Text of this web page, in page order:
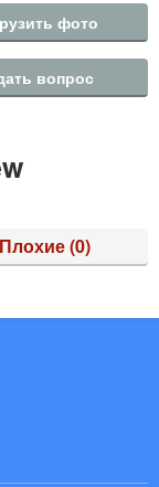
фото
вопрос
Плохие(0)